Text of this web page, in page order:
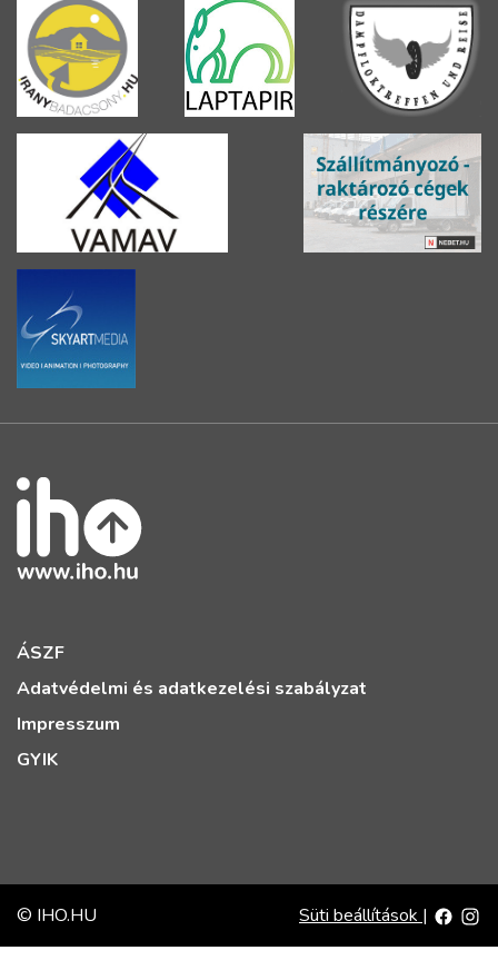
ÁSZF
Adatvédelmi és adatkezelési szabályzat
Impresszum
GYIK
© IHO.HU Süti beállítások |